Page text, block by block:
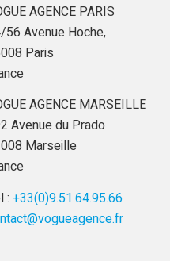
AGENCE PARIS
56 Avenue Hoche,
Paris
AGENCE MARSEILLE
Avenue du Prado
Marseille
:+33(0)9.51.64.95.66